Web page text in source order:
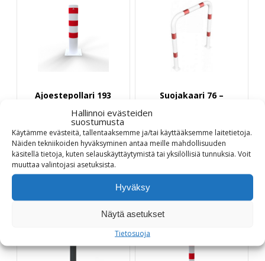
Hallinnoi evästeiden
suostumusta
Käytämme evästeitä, tallentaaksemme ja/tai käyttääksemme laitetietoja.
Näiden tekniikoiden hyväksyminen antaa meille mahdollisuuden
käsitellä tietoja, kuten selauskäyttäytymistä tai yksilöllisiä tunnuksia. Voit
muuttaa valintojasi asetuksista.
Hyväksy
Näytä asetukset
Tietosuoja
Ajoestepollari 193
Ø 193 mm - K 1000 mm
385,00€
Suojakaari 76 –
Pituus 750 ja 1000 mm
300,00€ – 320,00€